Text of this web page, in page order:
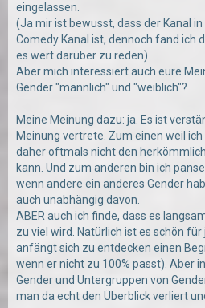
eingelassen.
(Ja mir ist bewusst, dass der Kanal
Comedy Kanal ist, dennoch fand ich
es wert darüber zu reden)
Aber mich interessiert auch eure
Gender "männlich" und "weiblich"?
Meine Meinung dazu: ja. Es ist
Meinung vertrete. Zum einen weil
daher oftmals nicht den
kann. Und zum anderen bin ich
wenn andere ein anderes Gender
auch unabhängig davon.
ABER auch ich finde, dass es
zu viel wird. Natürlich ist es schön
anfängt sich zu entdecken einen
wenn er nicht zu 100% passt). Aber
Gender und Untergruppen von
man da echt den Überblick verliert